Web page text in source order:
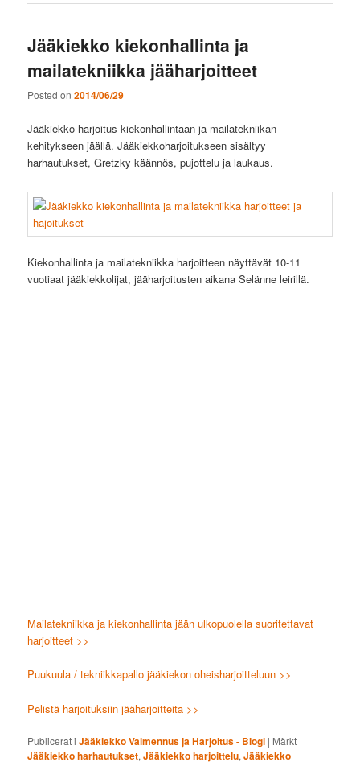
Jääkiekko kiekonhallinta ja
mailatekniikka jääharjoitteet
Posted on2014/06/29
Jääkiekko harjoitus kiekonhallintaan ja mailatekniikan
kehitykseen jäällä. Jääkiekkoharjoitukseen sisältyy
harhautukset, Gretzky käännös, pujottelu ja laukaus.
Kiekonhallinta ja mailatekniikka harjoitteen näyttävät 10-11
vuotiaat jääkiekkolijat, jääharjoitusten aikana Selänne leirillä.
Mailatekniikka ja kiekonhallinta jään ulkopuolella suoritettavat
harjoitteet >>
Puukuula / tekniikkapallo jääkiekon oheisharjoitteluun >>
Pelistä harjoituksiin jääharjoitteita >>
Publicerat i Jääkiekko Valmennus ja Harjoitus - Blogi | Märkt
Jääkiekko harhautukset,Jääkiekko harjoittelu,Jääkiekko